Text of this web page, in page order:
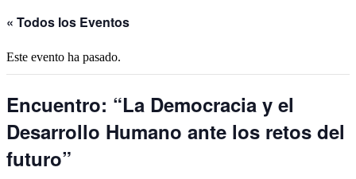
« Todos los Eventos
Este evento ha pasado.
Encuentro: “La Democracia y el
Desarrollo Humano ante los retos del
futuro”